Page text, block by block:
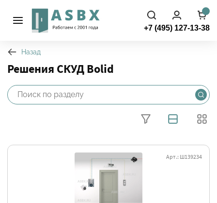
+7 (495) 127-13-38
Назад
Решения СКУД Bolid
Арт.: Ш139234